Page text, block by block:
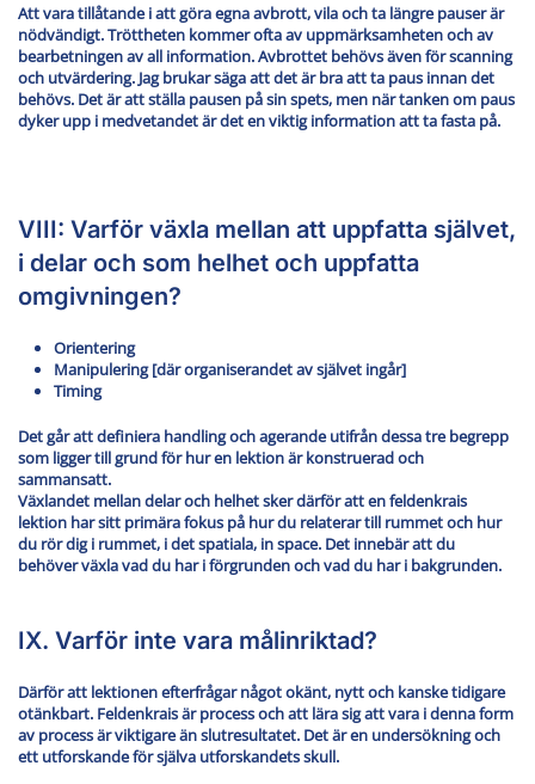
Att vara tillåtande i att göra egna avbrott, vila och ta längre pauser är
nödvändigt. Tröttheten kommer ofta av uppmärksamheten och av
bearbetningen av all information. Avbrottet behövs även för scanning
och utvärdering. Jag brukar säga att det är bra att ta paus innan det
behövs. Det är att ställa pausen på sin spets, men när tanken om paus
dyker upp i medvetandet är det en viktig information att ta fasta på.
VIII: Varför växla mellan att uppfatta självet,
i delar och som helhet och uppfatta
omgivningen?
Orientering
Manipulering [där organiserandet av självet ingår]
Timing
Det går att definiera handling och agerande utifrån dessa tre begrepp
som ligger till grund för hur en lektion är konstruerad och
sammansatt.
Växlandet mellan delar och helhet sker därför att en feldenkrais
lektion har sitt primära fokus på hur du relaterar till rummet och hur
du rör dig i rummet, i det spatiala, in space. Det innebär att du
behöver växla vad du har i förgrunden och vad du har i bakgrunden.
IX. Varför inte vara målinriktad?
Därför att lektionen efterfrågar något okänt, nytt och kanske tidigare
otänkbart. Feldenkrais är process och att lära sig att vara i denna form
av process är viktigare än slutresultatet. Det är en undersökning och
ett utforskande för själva utforskandets skull.